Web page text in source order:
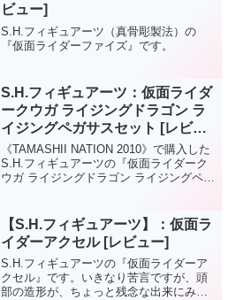
ビュー]
S.H.フィギュアーツ（真骨彫製法）の
『仮面ライダーファイズ』です。
S.H.フィギュアーツ：仮面ライダ
ークウガ ライジングドラゴン ラ
イジングペガサスセット [レビュ
ー]
《TAMASHII NATION 2010》で購入した
S.H.フィギュアーツの『仮面ライダーク
ウガ ライジングドラゴン ライジングペガ
うですよ。ライジングタイタンは何...
【S.H.フィギュアーツ】：仮面ラ
イダーアクセル [レビュー]
S.H.フィギュアーツの『仮面ライダーア
クセル』です。いきなり苦言ですが、頭
部の造形が、ちょっと残念な出来にみえ